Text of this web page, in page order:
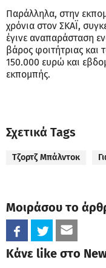
Παράλληλα, στην
χρόνια στον ΣΚΑΪ,
έγινε αναπαράσταση
βάρος φοιτήτριας και
150.000 ευρώ και
εκπομπής.
Σχετικά Tags
Τζορτζ Μπάλντοκ
Μοιράσου το
Κάνε like στο